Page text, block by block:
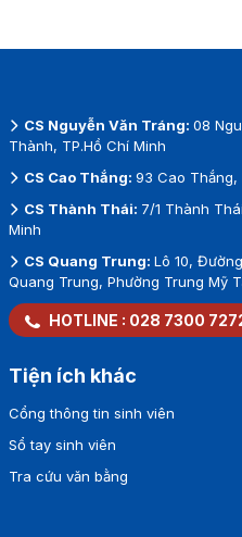
CS Nguyễn Văn Tráng: 08
Thành, TP.Hồ Chí Minh
CS Cao Thắng: 93 Cao Thắng,
CS Thành Thái: 7/1 Thành
Minh
CS Quang Trung: Lô 10,
Quang Trung, Phường Trung Mỹ
HOTLINE : 028 7300
Tiện ích khác
Cổng thông tin sinh viên
Sổ tay sinh viên
Tra cứu văn bằng